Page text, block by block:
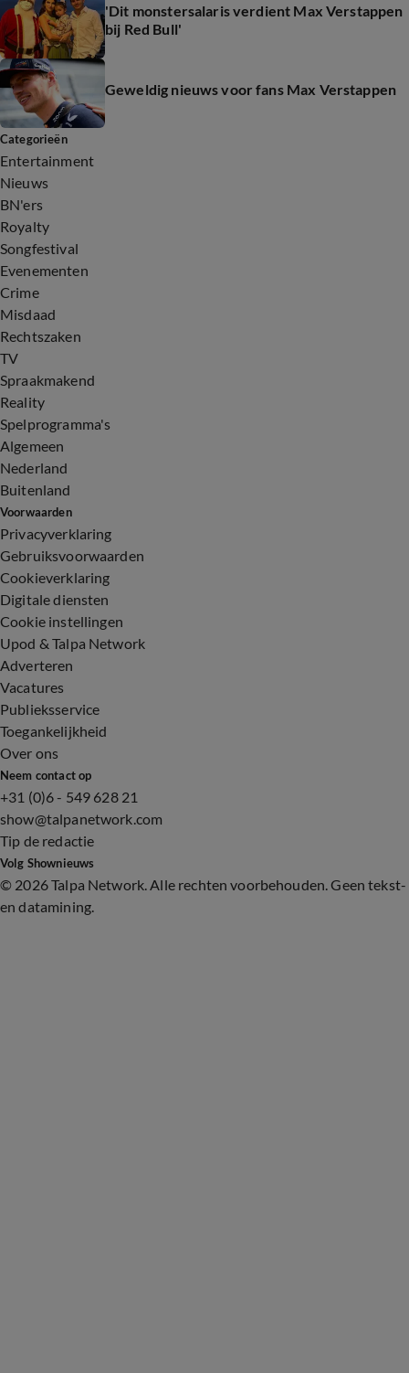
'Dit monstersalaris verdient Max Verstappen
bij Red Bull'
Geweldig nieuws voor fans Max Verstappen
Categorieën
Entertainment
Nieuws
BN'ers
Royalty
Songfestival
Evenementen
Crime
Misdaad
Rechtszaken
TV
Spraakmakend
Reality
Spelprogramma's
Algemeen
Nederland
Buitenland
Voorwaarden
Privacyverklaring
Gebruiksvoorwaarden
Cookieverklaring
Digitale diensten
Cookie instellingen
Upod & Talpa Network
Adverteren
Vacatures
Publieksservice
Toegankelijkheid
Over ons
Neem contact op
+31 (0)6 - 549 628 21
show@talpanetwork.com
Tip de redactie
Volg Shownieuws
© 2026 Talpa Network. Alle rechten voorbehouden. Geen tekst-
en datamining.